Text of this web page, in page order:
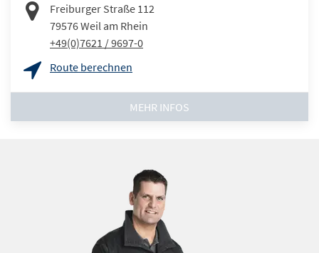
Freiburger Straße 112
79576Weil am Rhein
+49(0)7621 / 9697-0
Route berechnen
MEHR INFOS